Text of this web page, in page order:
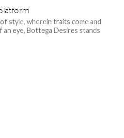
style, wherein traits come and
eye, Bottega Desires stands